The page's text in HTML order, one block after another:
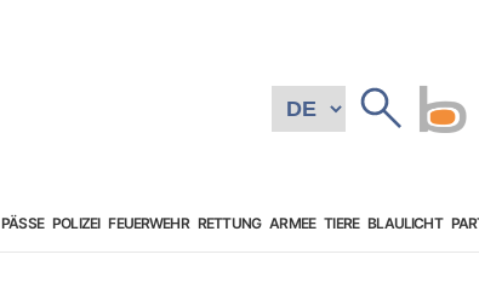
PÄSSE POLIZEI FEUERWEHR RETTUNG ARMEE TIERE BLAULICHT